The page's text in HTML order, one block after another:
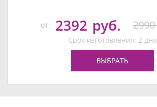
от 2392 руб. 2990
Срок изготовления: 2 дня
ВЫБРАТЬ